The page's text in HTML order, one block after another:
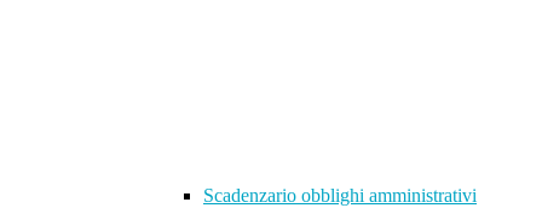
Scadenzario obblighi amministrativi